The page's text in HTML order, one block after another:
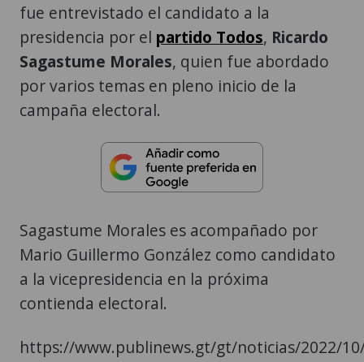
fue entrevistado el candidato a la
presidencia por el partido Todos, Ricardo
Sagastume Morales, quien fue abordado
por varios temas en pleno inicio de la
campaña electoral.
Sagastume Morales es acompañado por
Mario Guillermo González como candidato
a la vicepresidencia en la próxima
contienda electoral.
https://www.publinews.gt/gt/noticias/2022/